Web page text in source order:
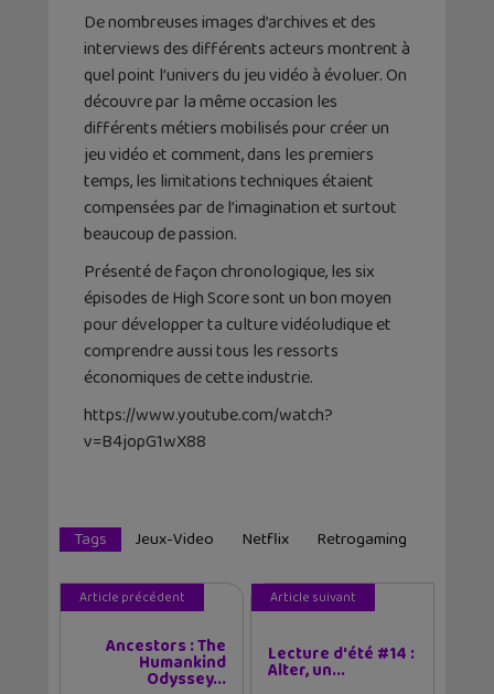
De nombreuses images d’archives et des
interviews des différents acteurs montrent à
quel point l’univers du jeu vidéo à évoluer. On
découvre par la même occasion les
différents métiers mobilisés pour créer un
jeu vidéo et comment, dans les premiers
temps, les limitations techniques étaient
compensées par de l’imagination et surtout
beaucoup de passion.
Présenté de façon chronologique, les six
épisodes de High Score sont un bon moyen
pour développer ta culture vidéoludique et
comprendre aussi tous les ressorts
économiques de cette industrie.
https://www.youtube.com/watch?
v=B4jopG1wX88
Tags Jeux-Video Netflix Retrogaming
Article précédent
Ancestors : The
Humankind
Odyssey...
Article suivant
Lecture d'été #14 :
Alter, un...